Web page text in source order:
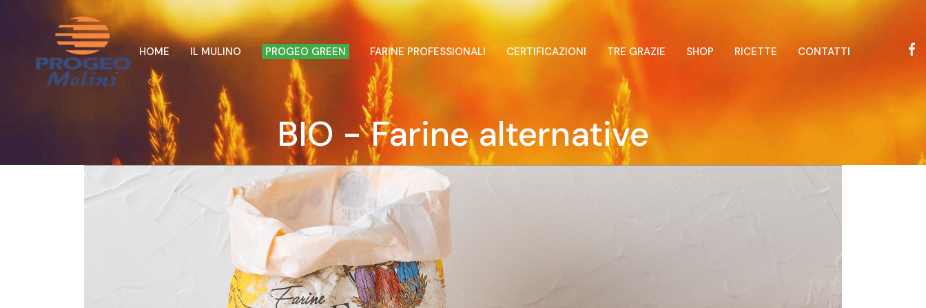
HOME IL MULINO PROGEO GREEN FARINE PROFESSIONALI CERTIFICAZIONI TRE GRAZIE SHOP RICETTE CONTATTI
BIO - Farine alternative